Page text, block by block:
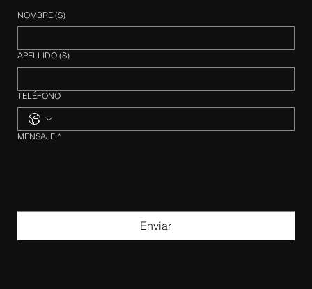
NOMBRE (S)
APELLIDO (S)
TELÉFONO
MENSAJE *
Enviar